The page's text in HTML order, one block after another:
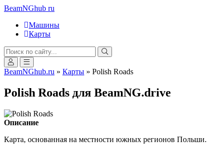
BeamNGhub ru
Машины
Карты
BeamNGhub.ru » Карты » Polish Roads
Polish Roads для BeamNG.drive
Описание
Карта, основанная на местности южных регионов Польши.